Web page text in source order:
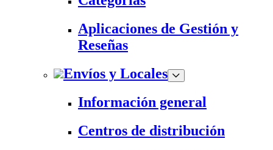
Aplicaciones de Gestión y
Reseñas
Envíos y Locales
Información general
Centros de distribución